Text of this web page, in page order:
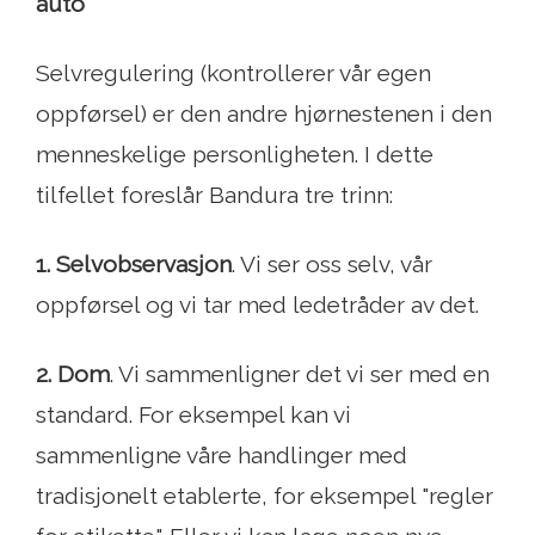
Selvregulering (kontrollerer vår egen
oppførsel) er den andre hjørnestenen i den
menneskelige personligheten. I dette
tilfellet foreslår Bandura tre trinn:
1. Selvobservasjon. Vi ser oss selv, vår
oppførsel og vi tar med ledetråder av det.
2. Dom. Vi sammenligner det vi ser med en
standard. For eksempel kan vi
sammenligne våre handlinger med
tradisjonelt etablerte, for eksempel "regler